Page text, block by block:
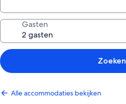
Gasten
Zoeken
Alle accommodaties bekijken